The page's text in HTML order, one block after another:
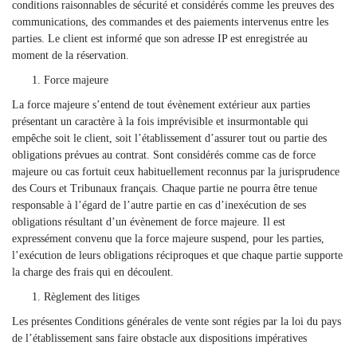
conditions raisonnables de sécurité et considérés comme les preuves des
communications, des commandes et des paiements intervenus entre les
parties. Le client est informé que son adresse IP est enregistrée au
moment de la réservation.
Force majeure
La force majeure s’entend de tout évènement extérieur aux parties
présentant un caractère à la fois imprévisible et insurmontable qui
empêche soit le client, soit l’établissement d’assurer tout ou partie des
obligations prévues au contrat. Sont considérés comme cas de force
majeure ou cas fortuit ceux habituellement reconnus par la jurisprudence
des Cours et Tribunaux français. Chaque partie ne pourra être tenue
responsable à l’égard de l’autre partie en cas d’inexécution de ses
obligations résultant d’un évènement de force majeure. Il est
expressément convenu que la force majeure suspend, pour les parties,
l’exécution de leurs obligations réciproques et que chaque partie supporte
la charge des frais qui en découlent.
Règlement des litiges
Les présentes Conditions générales de vente sont régies par la loi du pays
de l’établissement sans faire obstacle aux dispositions impératives